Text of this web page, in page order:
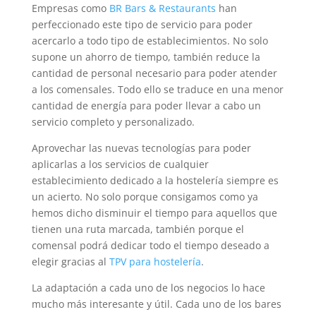
Empresas comoBR Bars & Restaurants han
perfeccionado este tipo de servicio para poder
acercarlo a todo tipo de establecimientos. No solo
supone un ahorro de tiempo, también reduce la
cantidad de personal necesario para poder atender
a los comensales. Todo ello se traduce en una menor
cantidad de energía para poder llevar a cabo un
servicio completo y personalizado.
Aprovechar las nuevas tecnologías para poder
aplicarlas a los servicios de cualquier
establecimiento dedicado a la hostelería siempre es
un acierto. No solo porque consigamos como ya
hemos dicho disminuir el tiempo para aquellos que
tienen una ruta marcada, también porque el
comensal podrá dedicar todo el tiempo deseado a
elegir gracias al TPV para hostelería.
La adaptación a cada uno de los negocios lo hace
mucho más interesante y útil. Cada uno de los bares